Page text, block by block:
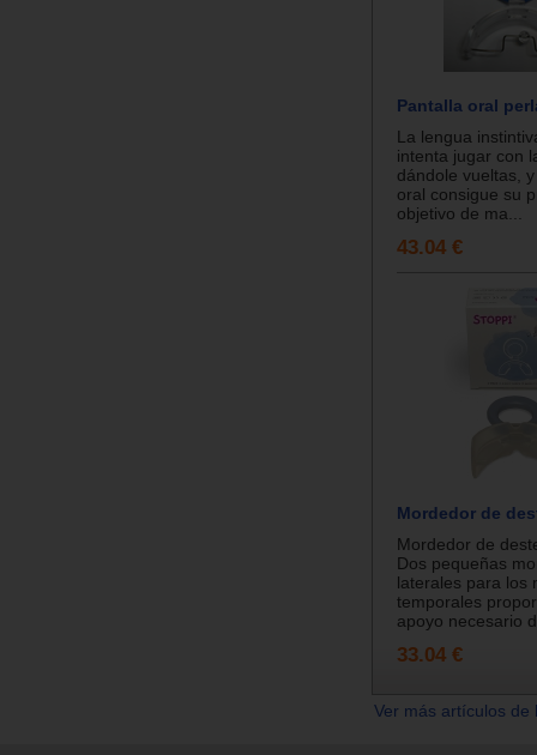
Pantalla oral
La lengua
intenta jugar con
dándole vueltas,
oral consigue su
objetivo de ma...
43.04 €
Mordedor de
Mordedor de
Dos pequeñas
laterales para los
temporales
apoyo necesario
33.04 €
Ver más artículos